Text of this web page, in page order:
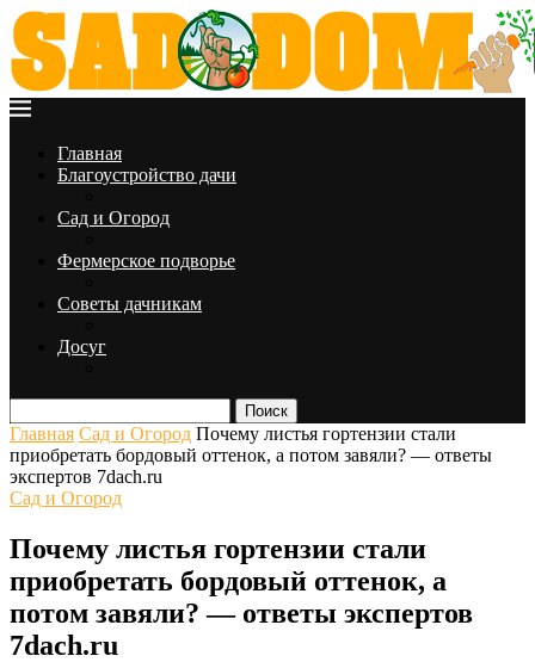
Главная
Благоустройство дачи
Сад и Огород
Фермерское подворье
Советы дачникам
Досуг
Поиск
Главная Сад и Огород Почему листья гортензии стали
приобретать бордовый оттенок, а потом завяли? — ответы
экспертов 7dach.ru
Сад и Огород
Почему листья гортензии стали
приобретать бордовый оттенок, а
потом завяли? — ответы экспертов
7dach.ru